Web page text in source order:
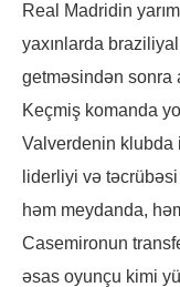
Real Madridin
yaxınlarda
getməsindən sonra
Keçmiş komanda
Valverdenin klubda
liderliyi və
həm meydanda,
Casemironun
əsas oyunçu kimi